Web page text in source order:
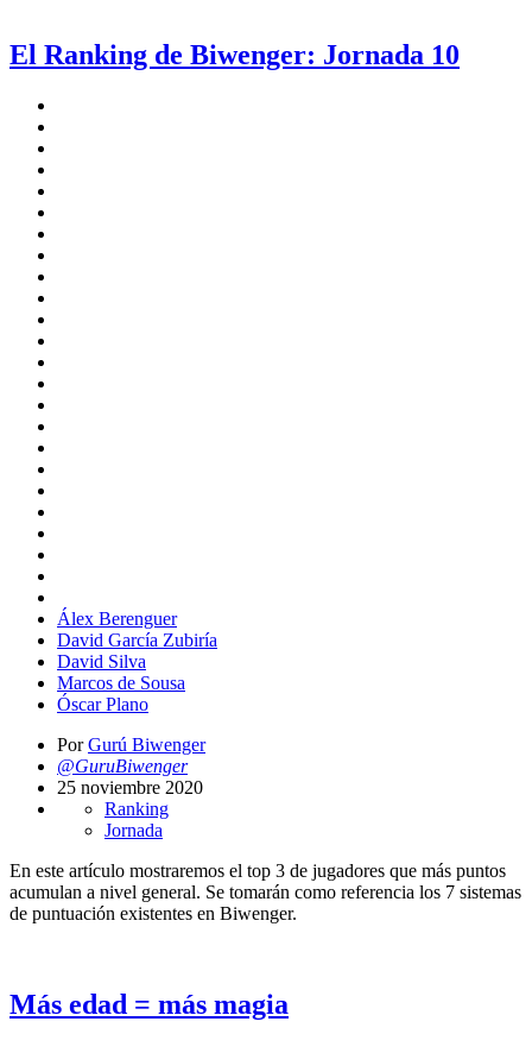
El Ranking de Biwenger: Jornada 10
Álex Berenguer
David García Zubiría
David Silva
Marcos de Sousa
Óscar Plano
PorGurú Biwenger
@GuruBiwenger
25 noviembre 2020
Ranking
Jornada
En este artículo mostraremos el top 3 de jugadores que más puntos
acumulan a nivel general. Se tomarán como referencia los 7 sistemas
de puntuación existentes en Biwenger.
Más edad = más magia